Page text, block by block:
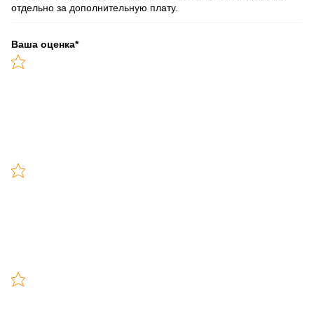
отдельно за дополнительную плату.
Ваша оценка*